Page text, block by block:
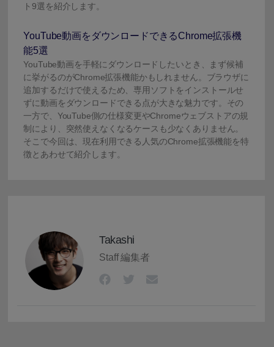
ト9選を紹介します。
YouTube動画をダウンロードできるChrome拡張機
能5選
YouTube動画を手軽にダウンロードしたいとき、まず候補
に挙がるのがChrome拡張機能かもしれません。ブラウザに
追加するだけで使えるため、専用ソフトをインストールせ
ずに動画をダウンロードできる点が大きな魅力です。その
一方で、YouTube側の仕様変更やChromeウェブストアの規
制により、突然使えなくなるケースも少なくありません。
そこで今回は、現在利用できる人気のChrome拡張機能を特
徴とあわせて紹介します。
Takashi
Staff 編集者